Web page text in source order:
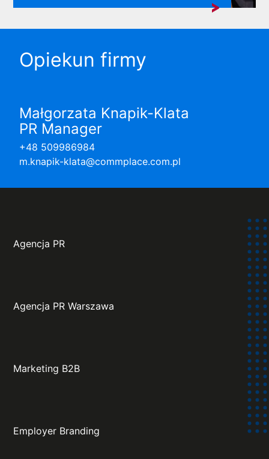
Opiekun firmy
Małgorzata Knapik-Klata
PR Manager
+48 509986984
m.knapik-klata@commplace.com.pl
Agencja PR
Agencja PR Warszawa
Marketing B2B
Employer Branding